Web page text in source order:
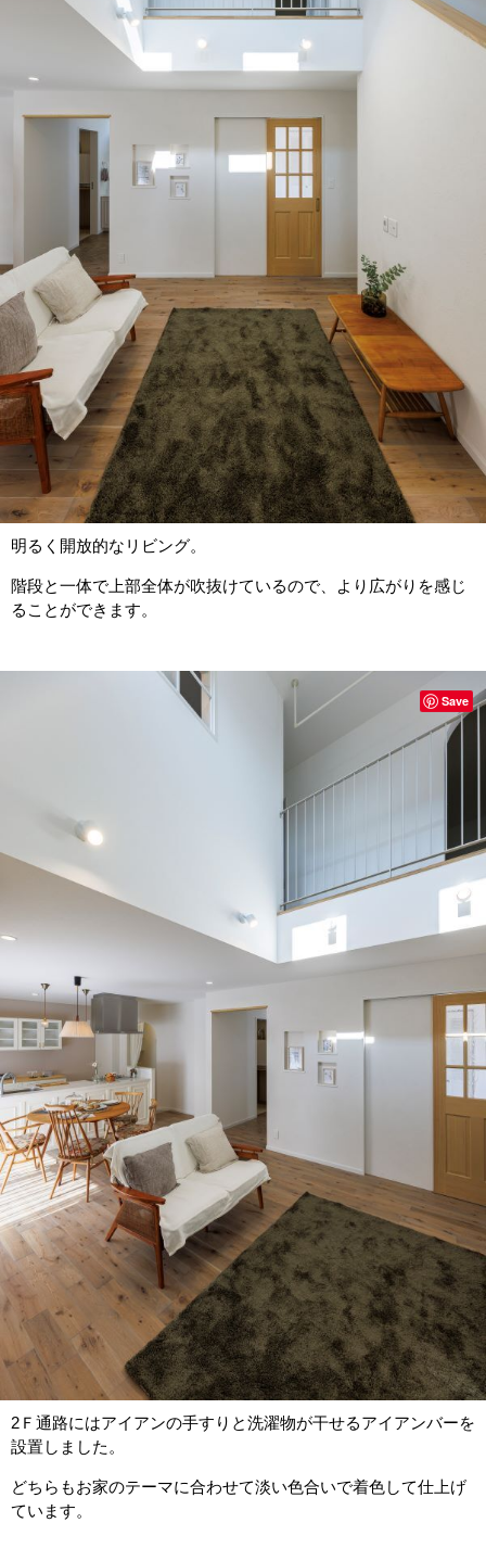
明るく開放的なリビング。
階段と一体で上部全体が吹抜けているので、より広がりを感じ
ることができます。
2Ｆ通路にはアイアンの手すりと洗濯物が干せるアイアンバーを
設置しました。
どちらもお家のテーマに合わせて淡い色合いで着色して仕上げ
ています。
Save